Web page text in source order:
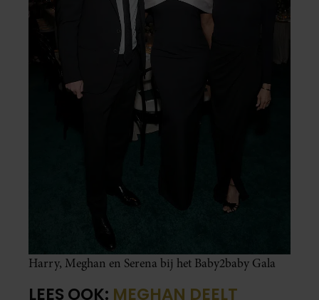
Harry, Meghan en Serena bij het Baby2baby Gala
LEES OOK: MEGHAN DEELT